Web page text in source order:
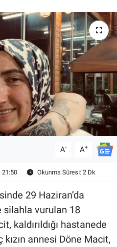
A- A+
21:50 Okunma Süresi: 2 Dk
29 Haziran’da
vurulan 18
kaldırıldığı hastanede
kızın annesi Döne Macit,